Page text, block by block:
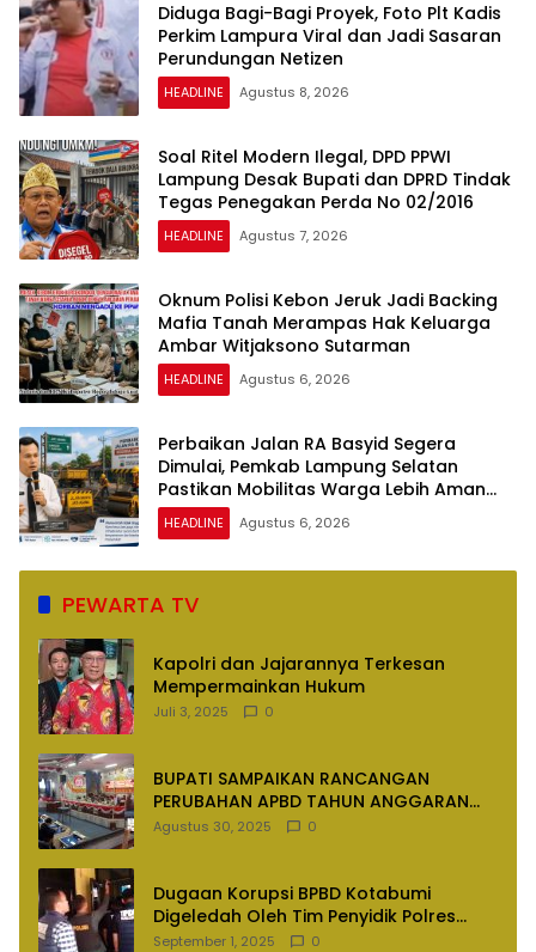
Diduga Bagi-Bagi Proyek, Foto Plt Kadis
Perkim Lampura Viral dan Jadi Sasaran
Perundungan Netizen
HEADLINE Agustus 8, 2026
Soal Ritel Modern Ilegal, DPD PPWI
Lampung Desak Bupati dan DPRD Tindak
Tegas Penegakan Perda No 02/2016
HEADLINE Agustus 7, 2026
Oknum Polisi Kebon Jeruk Jadi Backing
Mafia Tanah Merampas Hak Keluarga
Ambar Witjaksono Sutarman
HEADLINE Agustus 6, 2026
Perbaikan Jalan RA Basyid Segera
Dimulai, Pemkab Lampung Selatan
Pastikan Mobilitas Warga Lebih Aman
dan Nyaman
HEADLINE Agustus 6, 2026
PEWARTA TV
Kapolri dan Jajarannya Terkesan
Mempermainkan Hukum
Juli 3, 2025 0
BUPATI SAMPAIKAN RANCANGAN
PERUBAHAN APBD TAHUN ANGGARAN
2025
Agustus 30, 2025 0
Dugaan Korupsi BPBD Kotabumi
Digeledah Oleh Tim Penyidik Polres
Lampung Utara
September 1, 2025 0